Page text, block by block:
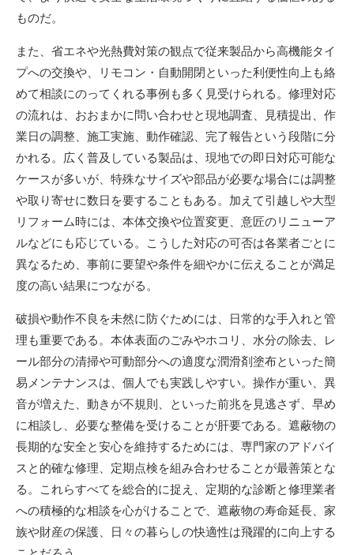
ものだ。
また、省エネや光熱費対策の観点で従来製品から高機能タイ
プへの交換や、リモコン・自動開閉といった利便性向上も絡
めて相談にのってくれる事例も多く見受けられる。修理対応
の流れは、おおまかに問い合わせと現地調査、見積提出、作
業日の調整、施工実施、動作確認、完了報告という段階に分
かれる。広く普及している製品は、現地での即日対応可能な
ケースが多いが、特殊なサイズや部品が必要な場合には調整
や取り寄せに数日を要することもある。加えて引越しや大型
リフォーム時には、本体交換や位置変更、意匠のリニューア
ルなどにも応じている。こうした対応の可否は各業者ごとに
異なるため、事前に要望や条件を細やかに伝えることが満足
度の高い結果につながる。
破損や動作不良を未然に防ぐためには、日常的な手入れと管
理も重要である。本体表面のごみやホコリ、水分の除去、レ
ール部分の清掃や可動部分への適度な潤滑剤塗布といった簡
易メンテナンスは、個人でも実践しやすい。操作が重い、異
音が増えた、動きが不規則、といった前兆を見逃さず、早め
に相談し、必要な整備を受けることが肝要である。遮蔽物の
長期的な安全と安心を維持するためには、専門家のアドバイ
スと的確な修理、定期点検を組み合わせることが最善策とな
る。これらすべてを総合的に捉え、定期的な診断と修理業者
への積極的な相談を心がけることで、遮蔽物の寿命延長、家
族や財産の保護、日々の暮らしの快適性は飛躍的に向上する